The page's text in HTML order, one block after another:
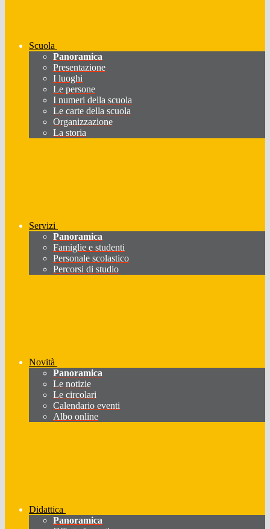
Scuola
Panoramica
Presentazione
I luoghi
Le persone
I numeri della scuola
Le carte della scuola
Organizzazione
La storia
Servizi
Panoramica
Famiglie e studenti
Personale scolastico
Percorsi di studio
Novità
Panoramica
Le notizie
Le circolari
Calendario eventi
Albo online
Didattica
Panoramica